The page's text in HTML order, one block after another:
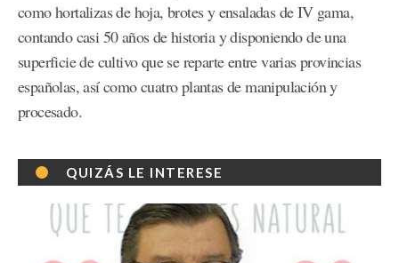
como hortalizas de hoja, brotes y ensaladas de IV gama,
contando casi 50 años de historia y disponiendo de una
superficie de cultivo que se reparte entre varias provincias
españolas, así como cuatro plantas de manipulación y
procesado.
QUIZÁS LE INTERESE